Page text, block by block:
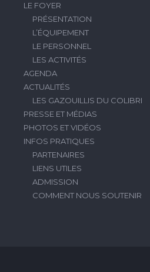
LE FOYER
PRÉSENTATION
L’ÉQUIPEMENT
LE PERSONNEL
LES ACTIVITÉS
AGENDA
ACTUALITÉS
LES GAZOUILLIS DU COLIBRI
PRESSE ET MÉDIAS
PHOTOS ET VIDÉOS
INFOS PRATIQUES
PARTENAIRES
LIENS UTILES
ADMISSION
COMMENT NOUS SOUTENIR